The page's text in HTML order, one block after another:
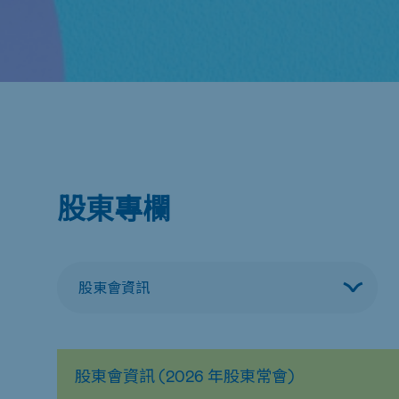
股東專欄
股東會資訊 (2026 年股東常會)